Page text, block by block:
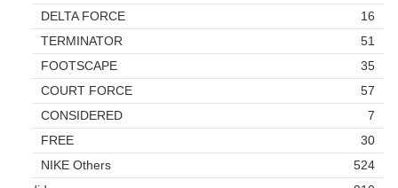
DELTA FORCE
16
TERMINATOR
51
FOOTSCAPE
35
COURT FORCE
57
CONSIDERED
7
FREE
30
NIKE Others
524